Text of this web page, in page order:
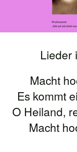
Lieder
Macht
Es kommt
O Heiland,
Macht